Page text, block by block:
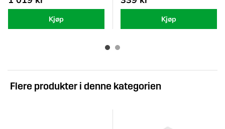
Kjøp Kjøp
Flere produkter i denne kategorien